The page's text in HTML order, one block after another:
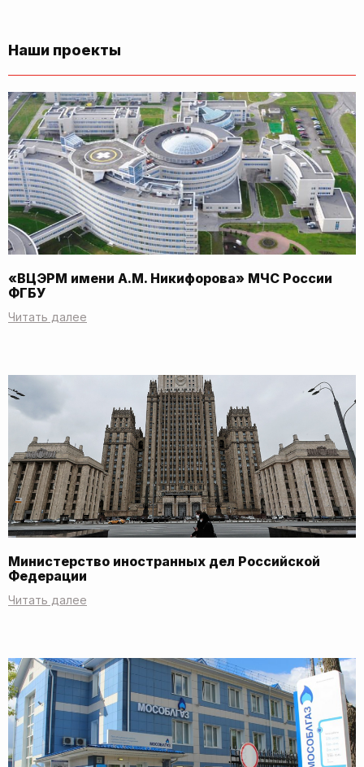
Наши проекты
«ВЦЭРМ имени А.М. Никифорова» МЧС России
ФГБУ
Читать далее
Министерство иностранных дел Российской
Федерации
Читать далее